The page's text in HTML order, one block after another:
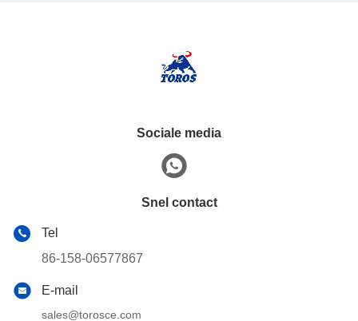
Sociale media
Snel contact
Tel
86-158-06577867
E-mail
sales@torosce.com